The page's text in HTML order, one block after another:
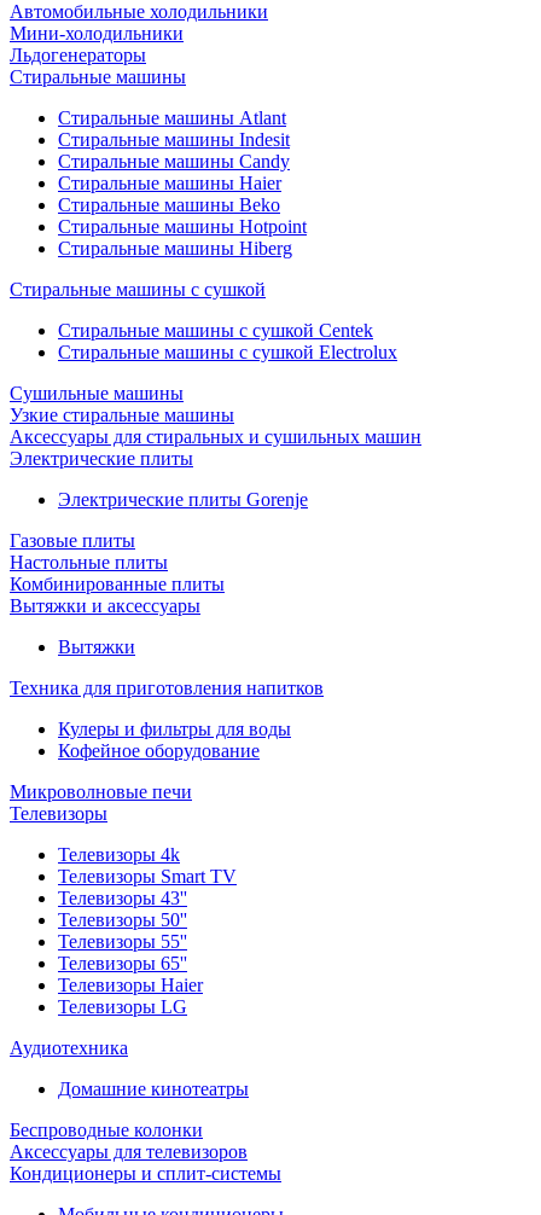
Автомобильные холодильники
Мини-холодильники
Льдогенераторы
Стиральные машины
Стиральные машины Atlant
Стиральные машины Indesit
Стиральные машины Candy
Стиральные машины Haier
Стиральные машины Beko
Стиральные машины Hotpoint
Стиральные машины Hiberg
Стиральные машины с сушкой
Стиральные машины с сушкой Centek
Стиральные машины с сушкой Electrolux
Сушильные машины
Узкие стиральные машины
Аксессуары для стиральных и сушильных машин
Электрические плиты
Электрические плиты Gorenje
Газовые плиты
Настольные плиты
Комбинированные плиты
Вытяжки и аксессуары
Вытяжки
Техника для приготовления напитков
Кулеры и фильтры для воды
Кофейное оборудование
Микроволновые печи
Телевизоры
Телевизоры 4k
Телевизоры Smart TV
Телевизоры 43''
Телевизоры 50''
Телевизоры 55''
Телевизоры 65''
Телевизоры Haier
Телевизоры LG
Аудиотехника
Домашние кинотеатры
Беспроводные колонки
Аксессуары для телевизоров
Кондиционеры и сплит-системы